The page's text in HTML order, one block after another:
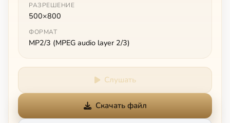
РАЗРЕШЕНИЕ
500×800
ФОРМАТ
MP2/3 (MPEG audio layer 2/3)
Слушать
Скачать файл